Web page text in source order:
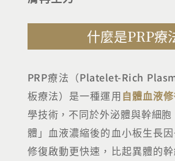
什麼是PRP療
PRP療法（Platelet-Rich
板療法）是一種運用自體血液
學技術，不同於外泌體與幹細胞
體」血液濃縮後的血小板生長
修復啟動更快速，比起異體的